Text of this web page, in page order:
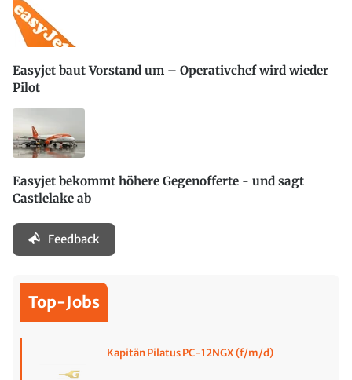
Easyjet baut Vorstand um – Operativchef wird wieder
Pilot
Easyjet bekommt höhere Gegenofferte - und sagt
Castlelake ab
Feedback
Top-Jobs
Kapitän Pilatus PC-12NGX (f/m/d)